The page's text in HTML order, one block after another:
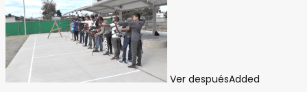
Ver despuésAdded